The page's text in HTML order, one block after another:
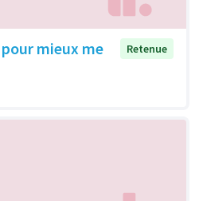
mieux me
Retenue